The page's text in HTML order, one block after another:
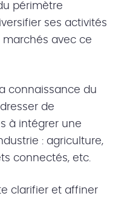
périmètre
ses activités
avec ce
connaissance du
de
à intégrer une
: agriculture,
connectés, etc.
clarifier et affiner